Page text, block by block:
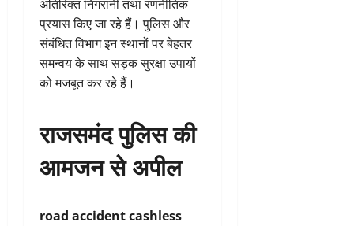
अतिरिक्त निगरानी तथा रणनीतिक
प्रयास किए जा रहे हैं। पुलिस और
संबंधित विभाग इन स्थानों पर बेहतर
समन्वय के साथ सड़क सुरक्षा उपायों
को मजबूत कर रहे हैं।
राजसमंद पुलिस की
आमजन से अपील
road accident cashless